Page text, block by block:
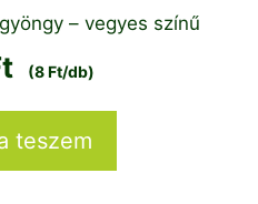
– vegyes színű
(8 Ft/db)
teszem